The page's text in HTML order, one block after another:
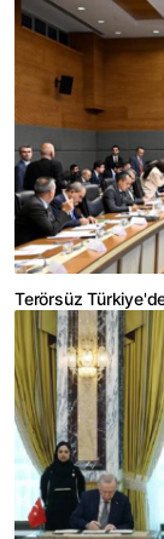
Terörsüz